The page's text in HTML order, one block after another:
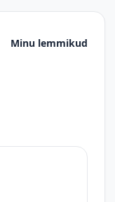
Minu lemmikud